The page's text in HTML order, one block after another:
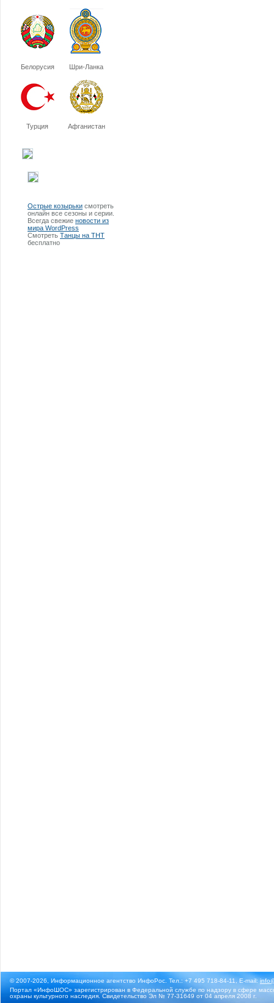
Белорусия Шри-Ланка
Турция Афганистан
Острые козырьки смотреть
онлайн все сезоны и серии.
Всегда свежие новости из
мира WordPress
Смотреть Танцы на ТНТ
бесплатно
© 2007-2026, Информационное агентство ИнфоРос. Тел.: +7 495 718-84-11, E-mail:
Портал «ИнфоШОС» зарегистрирован в Федеральной службе по надзору в сфере
охраны культурного наследия. Свидетельство Эл № 77-31649 от 04 апреля 2008 г.